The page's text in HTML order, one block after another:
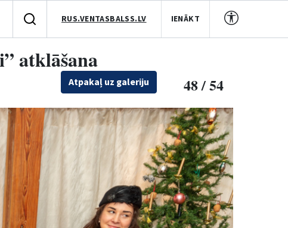
RUS.VENTASBALSS.LV IENĀKT
atklāšana
Atpakaļ uz galeriju 48 / 54